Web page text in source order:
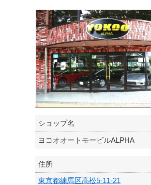
ショップ名
ヨコオオートモービルALPHA
住所
東京都練馬区高松5-11-21